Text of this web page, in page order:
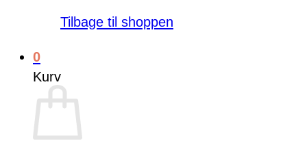
Tilbage til shoppen
0
Kurv